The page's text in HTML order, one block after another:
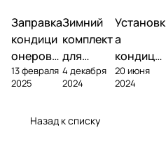
Заправка
кондици
онеров
фреоном
13 февраля
2025
Зимний
комплект
для
кондици
онера
4 декабря
2024
Установк
а
кондици
онера на
фасаде
20 июня
2024
Назад к списку